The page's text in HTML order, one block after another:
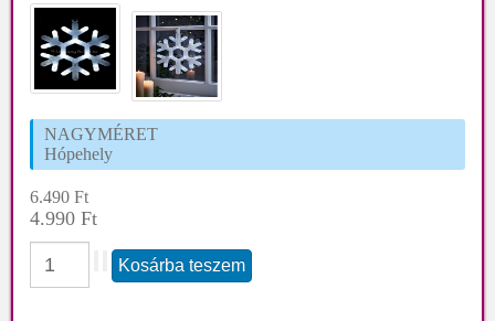
NAGYMÉRET
Hópehely
6.490 Ft
4.990 Ft